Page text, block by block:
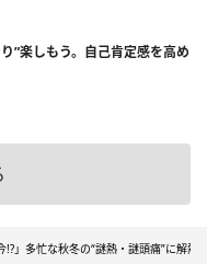
”楽しもう。自己肯定感を高め
!?」多忙な秋冬の“謎熱・謎頭痛”に解熱